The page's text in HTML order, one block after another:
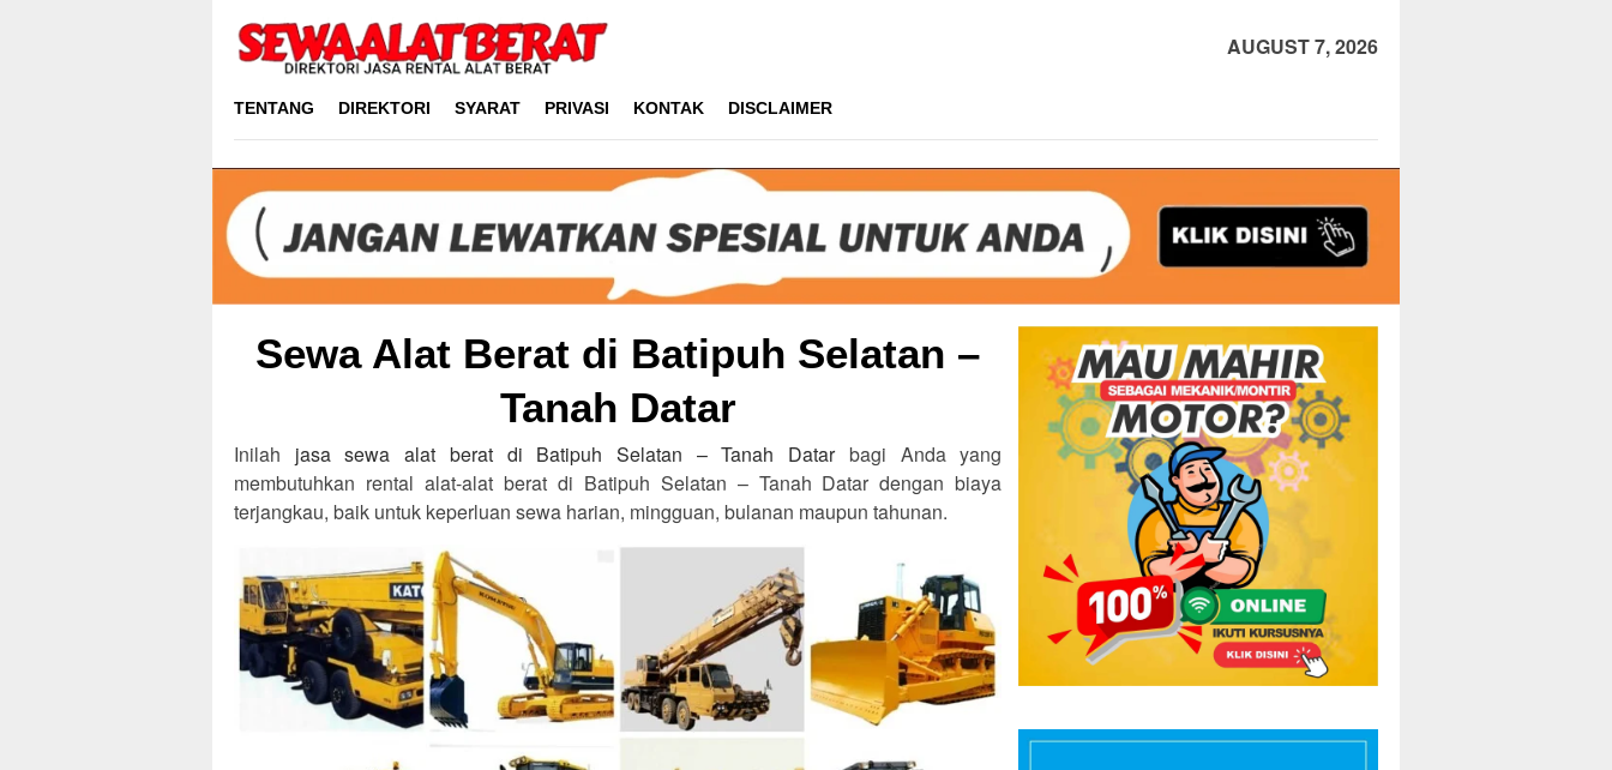
content
AUGUST 7, 2026
TENTANG DIREKTORI SYARAT PRIVASI KONTAK DISCLAIMER
Sewa Alat Berat di Batipuh Selatan –
Tanah Datar
Inilah jasa sewa alat berat di Batipuh Selatan – Tanah Datarbagi Anda yang
membutuhkan rental alat-alat berat di Batipuh Selatan – Tanah Datar dengan biaya
terjangkau, baik untuk keperluan sewa harian, mingguan, bulanan maupun tahunan.